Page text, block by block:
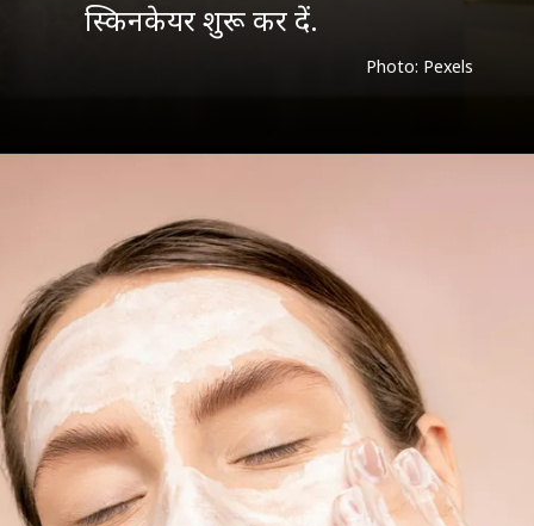
Photo: Pexels